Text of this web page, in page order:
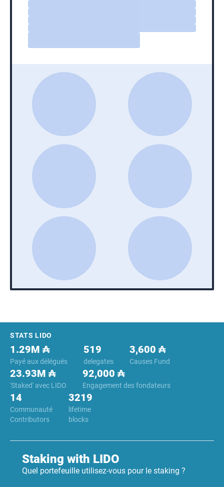
Footer
STATS LIDO
Payé aux délégués
1.29M ₳
delegates
519
Causes Fund
3,600 ₳
'Staked' avec LIDO
23.93M ₳
Engagement des fondateurs
92,000 ₳
Communauté
Contributors
14
lifetime
blocks
3219
Staking with LIDO
Quel portefeuille utilisez-vous pour le staking ?